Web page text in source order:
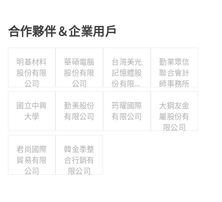
合作夥伴＆企業用戶
明基材料
股份有限
公司
華碩電腦
股份有限
公司
台灣美光
記憶體股
份有限公
勤業眾信
聯合會計
師事務所
國立中興
大學
勤美股份
有限公司
筠曜國際
有限公司
大鋼友金
屬股份有
限公司
君尚國際
貿易有限
公司
韓金季整
合行銷有
限公司